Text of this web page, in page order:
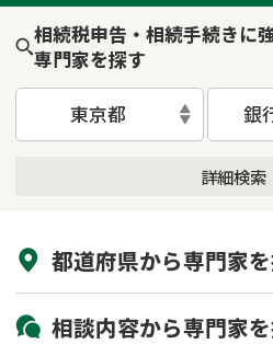
相続税申告・相続手続きに
専門家を探す
東京都 銀
詳細検索
初回相談無料
都道府県から専門家
北海道・東北
相談内容から専門家